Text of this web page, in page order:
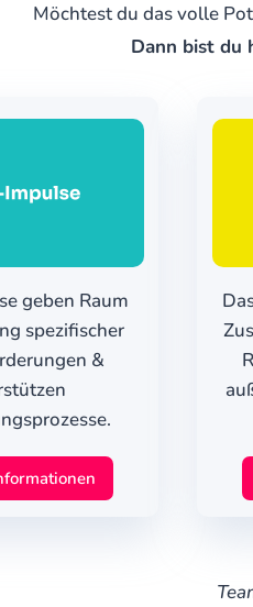
Möchtest du das volle
Dann bist du
geben Raum
spezifischer
&